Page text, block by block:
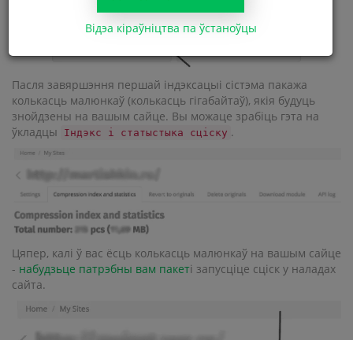
Пасля завяршэння першай індэксацыі сістэма пакажа
колькасць малюнкаў (колькасць гігабайтаў), якія будуць
знойдзены на вашым сайце. Вы можаце зрабіць гэта на
ўкладцы
Індэкс і статыстыка сціску .
Цяпер, калі ў вас ёсць колькасць малюнкаў на вашым сайце
- набудзьце патрэбны вам пакеті запусціце сціск у наладах
сайта.
Відэа кіраўніцтва па ўстаноўцы